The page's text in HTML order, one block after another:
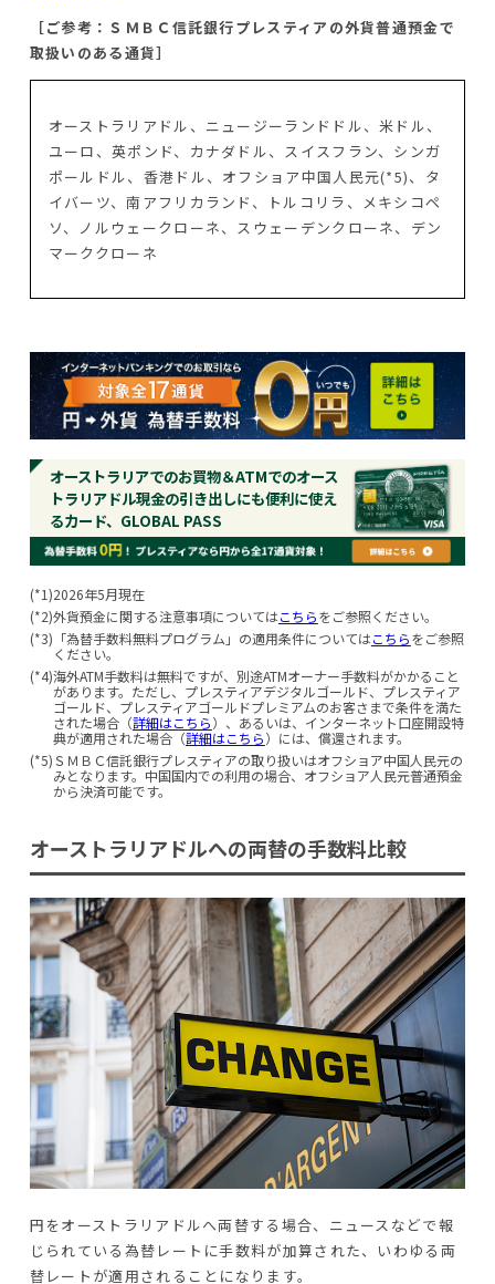
［ご参考：ＳＭＢＣ信託銀行プレスティアの外貨普通預金で
取扱いのある通貨］
オーストラリアドル、ニュージーランドドル、米ドル、
ユーロ、英ポンド、カナダドル、スイスフラン、シンガ
ポールドル、香港ドル、オフショア中国人民元(*5)、タ
イバーツ、南アフリカランド、トルコリラ、メキシコペ
ソ、ノルウェークローネ、スウェーデンクローネ、デン
マーククローネ
オーストラリアでのお買物＆ATMでのオース
トラリアドル現金の引き出しにも便利に使え
るカード、GLOBAL PASS
(*1)2026年5月現在
(*2)外貨預金に関する注意事項についてはこちらをご参照ください。
(*3) 「為替手数料無料プログラム」の適用条件についてはこちらをご参照
ください。
(*4)海外ATM手数料は無料ですが、別途ATMオーナー手数料がかかること
があります。ただし、プレスティアデジタルゴールド、プレスティア
ゴールド、プレスティアゴールドプレミアムのお客さまで条件を満た
された場合（詳細はこちら）、あるいは、インターネット口座開設特
典が適用された場合（詳細はこちら）には、償還されます。
(*5)ＳＭＢＣ信託銀行プレスティアの取り扱いはオフショア中国人民元の
みとなります。中国国内での利用の場合、オフショア人民元普通預金
から決済可能です。
オーストラリアドルへの両替の手数料比較
円をオーストラリアドルへ両替する場合、ニュースなどで報
じられている為替レートに手数料が加算された、いわゆる両
替レートが適用されることになります。